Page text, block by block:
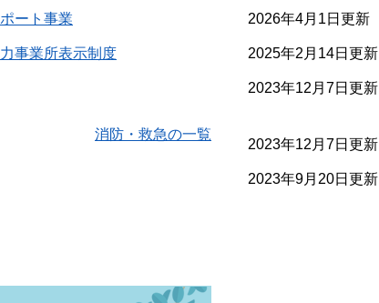
ート事業
事業所表示制度
消防・救急の一覧
2026年4月1日更新
2025年2月14日更新
2023年12月7日更新
2023年12月7日更新
2023年9月20日更新